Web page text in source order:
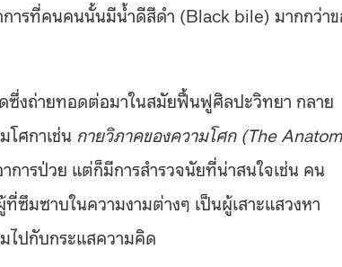
การที่คนคนนั้นมีน้ำดีสีดำ (Black bile) มากกว่า
ซึ่งถ่ายทอดต่อมาในสมัยฟื้นฟูศิลปะวิทยา กลาย
โศกาเช่น กายวิภาคของความโศก (The
การป่วย แต่ก็มีการสำรวจนัยที่น่าสนใจเช่น คน
มซาบในความงามต่างๆ เป็นผู้เสาะแสวงหา
ไปกับกระแสความคิด